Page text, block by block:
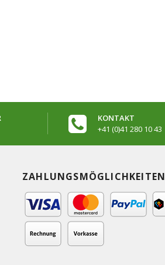
KONTAKT
+41 (0)41 280 10 43
ZAHLUNGSMÖGLICHKEITEN